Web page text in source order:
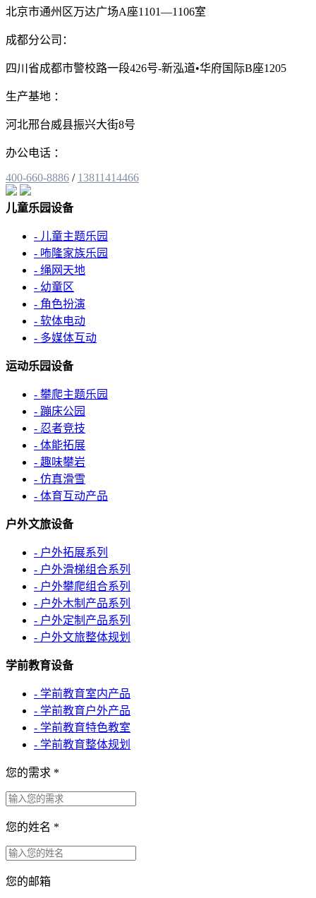
北京市通州区万达广场A座1101—1106室
成都分公司：
四川省成都市警校路一段426号-新泓道•华府国际B座1205
生产基地 ：
河北邢台威县振兴大街8号
办公电话 ：
400-660-8886 / 13811414466
儿童乐园设备
- 儿童主题乐园
- 咘隆家族乐园
- 绳网天地
- 幼童区
- 角色扮演
- 软体电动
- 多媒体互动
运动乐园设备
- 攀爬主题乐园
- 蹦床公园
- 忍者竞技
- 体能拓展
- 趣味攀岩
- 仿真滑雪
- 体育互动产品
户外文旅设备
- 户外拓展系列
- 户外滑梯组合系列
- 户外攀爬组合系列
- 户外木制产品系列
- 户外定制产品系列
- 户外文旅整体规划
学前教育设备
- 学前教育室内产品
- 学前教育户外产品
- 学前教育特色教室
- 学前教育整体规划
您的需求 *
您的姓名 *
您的邮箱